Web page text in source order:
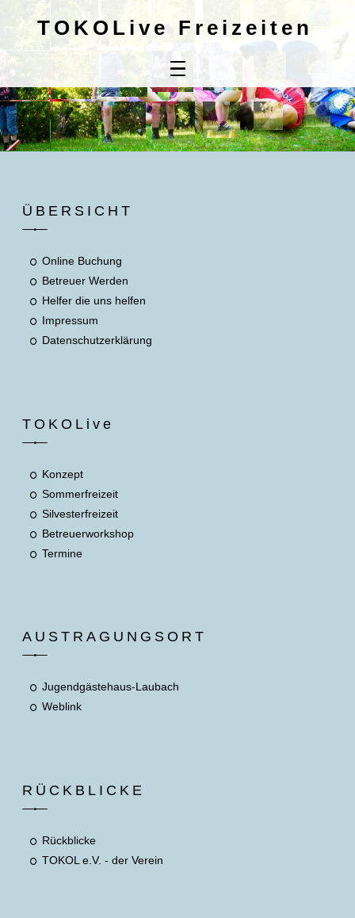
Home
Buchung
Kontaktdaten
TOKOLive Freizeiten
ÜBERSICHT
Online Buchung
Betreuer Werden
Helfer die uns helfen
Impressum
Datenschutzerklärung
TOKOLive
Konzept
Sommerfreizeit
Silvesterfreizeit
Betreuerworkshop
Termine
AUSTRAGUNGSORT
Jugendgästehaus-Laubach
Weblink
RÜCKBLICKE
Rückblicke
TOKOL e.V. - der Verein